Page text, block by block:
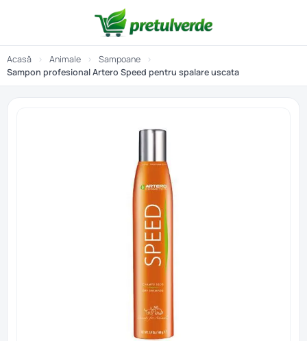
Acasă › Animale › Sampoane
›
Sampon profesional Artero Speed pentru spalare uscata